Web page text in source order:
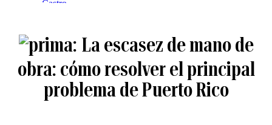
La escasez de mano de
obra: cómo resolver el principal
problema de Puerto Rico